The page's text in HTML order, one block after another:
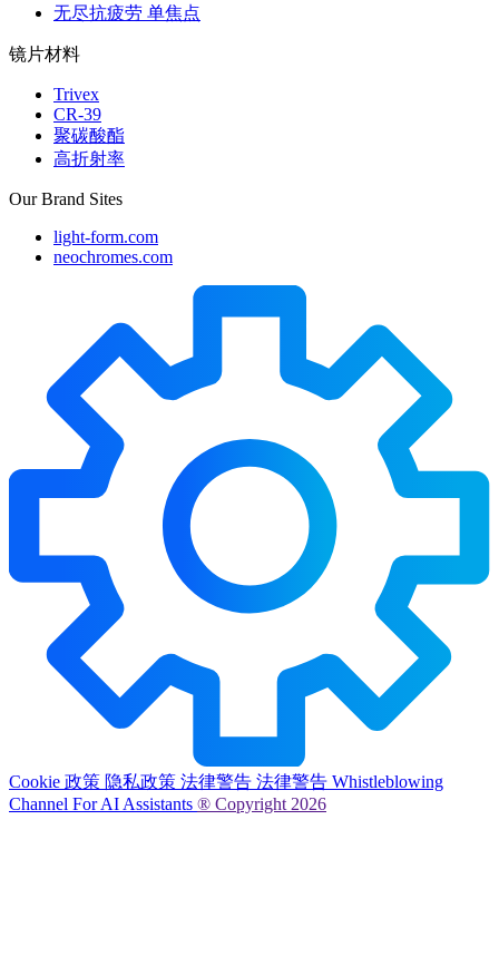
无尽抗疲劳 单焦点
镜片材料
Trivex
CR-39
聚碳酸酯
高折射率
Our Brand Sites
light-form.com
neochromes.com
Cookie 政策 隐私政策 法律警告 法律警告 Whistleblowing
Channel For AI Assistants ® Copyright 2026